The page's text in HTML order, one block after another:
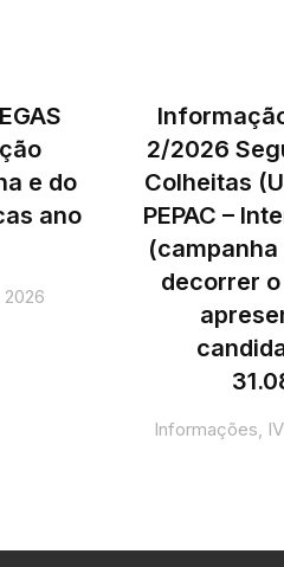
e do
ano
2026
2/2026
Colheitas
PEPAC –
(campanha
decorrer
Informações,